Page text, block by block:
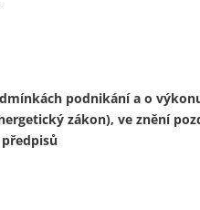
podnikání a o
zákon), ve znění